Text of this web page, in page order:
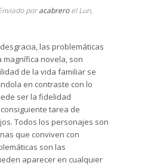
el autor muestra al lector
de su relación afectiva.
fascinación parece haber
lugar está el cansancio y
sola a los niños y el
ausencias del hogar de
el fastidio de volver a
largas jornadas de tensión,
enfadada que le echa
a la convivencia
poracabreroel Lun,
las problemáticas
magnífica novela, son
de la vida familiar se
en contraste con lo
ser la fidelidad
tarea de
Todos los personajes son
que conviven con
son las
aparecer en cualquier